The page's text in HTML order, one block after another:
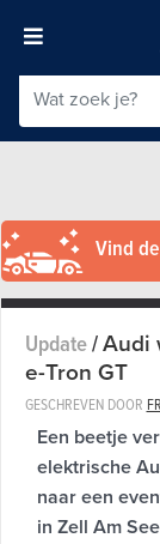
Vind
Update/Audi
e-Tron GT
GESCHREVEN DOOR
Een beetje
elektrische
naar een
in Zell Am